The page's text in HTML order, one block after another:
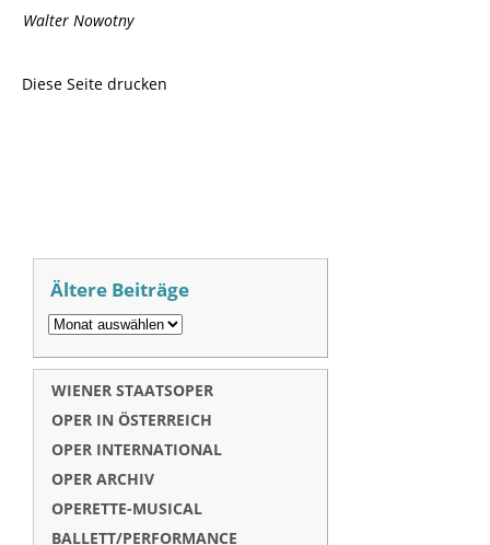
Walter Nowotny
Diese Seite drucken
Ältere Beiträge
WIENER STAATSOPER
OPER IN ÖSTERREICH
OPER INTERNATIONAL
OPER ARCHIV
OPERETTE-MUSICAL
BALLETT/PERFORMANCE